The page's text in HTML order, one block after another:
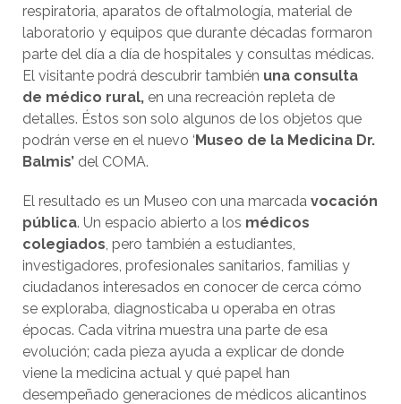
respiratoria, aparatos de oftalmología, material de
laboratorio y equipos que durante décadas formaron
parte del día a día de hospitales y consultas médicas.
El visitante podrá descubrir también una consulta
de médico rural, en una recreación repleta de
detalles. Éstos son solo algunos de los objetos que
podrán verse en el nuevo ‘ Museo de la Medicina Dr.
Balmis’ del COMA.
El resultado es un Museo con una marcada vocación
pública. Un espacio abierto a los médicos
colegiados, pero también a estudiantes,
investigadores, profesionales sanitarios, familias y
ciudadanos interesados en conocer de cerca cómo
se exploraba, diagnosticaba u operaba en otras
épocas. Cada vitrina muestra una parte de esa
evolución; cada pieza ayuda a explicar de donde
viene la medicina actual y qué papel han
desempeñado generaciones de médicos alicantinos